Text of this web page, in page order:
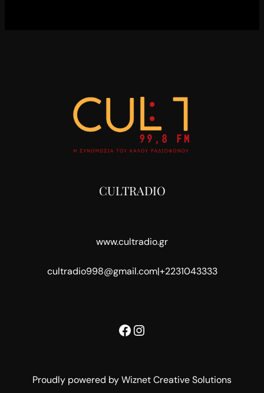
CULTRADIO
www.cultradio.gr
cultradio998@gmail.com|+2231043333
Facebook
Instagram
Proudly powered by Wiznet Creative Solutions